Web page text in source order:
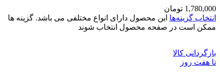
1,780,000 تومان
انتخاب گزینه‌ها این محصول دارای انواع مختلفی می باشد. گزینه ها
ممکن است در صفحه محصول انتخاب شوند
بازگردانی کالا
تا هفت روز